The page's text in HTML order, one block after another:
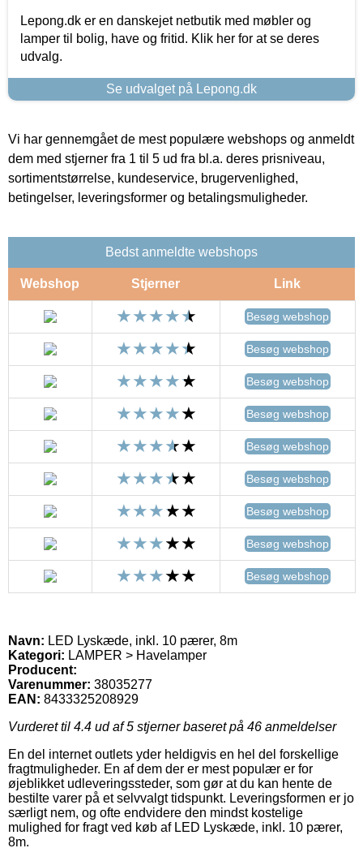
Lepong.dk er en danskejet netbutik med møbler og
lamper til bolig, have og fritid. Klik her for at se deres
udvalg.
Se udvalget på Lepong.dk
Vi har gennemgået de mest populære webshops og anmeldt
dem med stjerner fra 1 til 5 ud fra bl.a. deres prisniveau,
sortimentstørrelse, kundeservice, brugervenlighed,
betingelser, leveringsformer og betalingsmuligheder.
Bedst anmeldte webshops
Webshop Stjerner Link
Besøg webshop
Besøg webshop
Besøg webshop
Besøg webshop
Besøg webshop
Besøg webshop
Besøg webshop
Besøg webshop
Besøg webshop
Navn: LED Lyskæde, inkl. 10 pærer, 8m
Kategori: LAMPER > Havelamper
Producent:
Varenummer: 38035277
EAN: 8433325208929
Vurderet til 4.4 ud af 5 stjerner baseret på 46 anmeldelser
En del internet outlets yder heldigvis en hel del forskellige
fragtmuligheder. En af dem der er mest populær er for
øjeblikket udleveringssteder, som gør at du kan hente de
bestilte varer på et selvvalgt tidspunkt. Leveringsformen er jo
særligt nem, og ofte endvidere den mindst kostelige
mulighed for fragt ved køb af LED Lyskæde, inkl. 10 pærer,
8m.